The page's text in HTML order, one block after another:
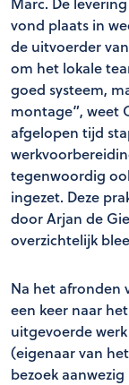
vond plaats in
de uitvoerder
om het lokale
goed systeem,
montage”, weet
afgelopen tijd
tegenwoordig
ingezet. Deze
door Arjan de
overzichtelijk
Na het afronden
een keer naar
uitgevoerde
(eigenaar van
bezoek